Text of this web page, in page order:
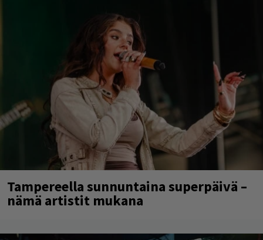
Tampereella sunnuntaina superpäivä –
nämä artistit mukana